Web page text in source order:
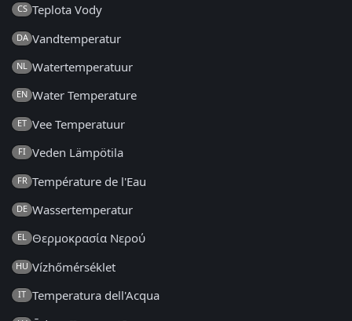
CS Teplota Vody
DA Vandtemperatur
NL Watertemperatuur
EN Water Temperature
ET Vee Temperatuur
FI Veden Lämpötila
FR Température de l'Eau
DE Wassertemperatur
EL Θερμοκρασία Νερού
HU Vízhőmérséklet
IT Temperatura dell'Acqua